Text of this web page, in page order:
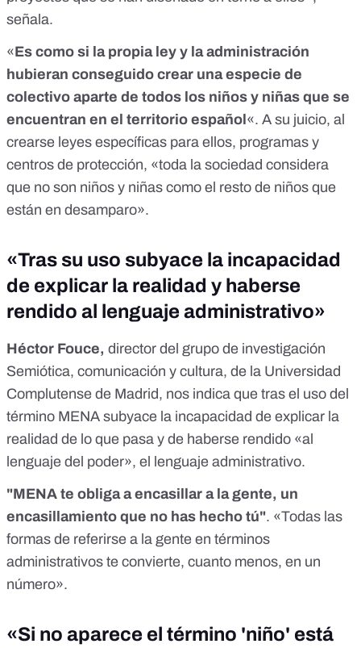
señala.
«Es como si la propia ley y la administración
hubieran conseguido crear una especie de
colectivo aparte de todos los niños y niñas que se
encuentran en el territorio español «. A su juicio, al
crearse leyes específicas para ellos, programas y
centros de protección, «toda la sociedad considera
que no son niños y niñas como el resto de niños que
están en desamparo».
«Tras su uso subyace la incapacidad
de explicar la realidad y haberse
rendido al lenguaje administrativo»
Héctor Fouce, director del grupo de investigación
Semiótica, comunicación y cultura, de la Universidad
Complutense de Madrid, nos indica que tras el uso del
término MENA subyace la incapacidad de explicar la
realidad de lo que pasa y de haberse rendido «al
lenguaje del poder», el lenguaje administrativo.
"MENA te obliga a encasillar a la gente, un
encasillamiento que no has hecho tú". «Todas las
formas de referirse a la gente en términos
administrativos te convierte, cuanto menos, en un
número».
«Si no aparece el término 'niño' está